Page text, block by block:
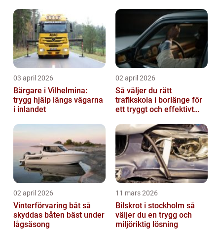
03 april 2026
Bärgare i Vilhelmina:
trygg hjälp längs vägarna
i inlandet
02 april 2026
Så väljer du rätt
trafikskola i borlänge för
ett tryggt och effektivt
02 april 2026
Vinterförvaring båt så
skyddas båten bäst under
lågsäsong
11 mars 2026
Bilskrot i stockholm så
väljer du en trygg och
miljöriktig lösning